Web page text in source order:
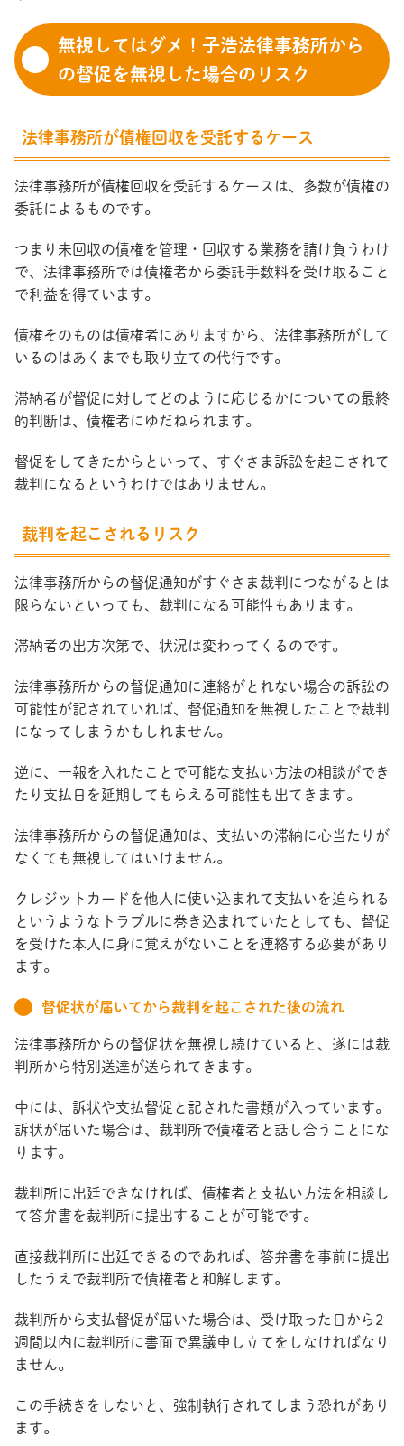
無視してはダメ！子浩法律事務所から
の督促を無視した場合のリスク
法律事務所が債権回収を受託するケース
法律事務所が債権回収を受託するケースは、多数が債権の
委託によるものです。
つまり未回収の債権を管理・回収する業務を請け負うわけ
で、法律事務所では債権者から委託手数料を受け取ること
で利益を得ています。
債権そのものは債権者にありますから、法律事務所がして
いるのはあくまでも取り立ての代行です。
滞納者が督促に対してどのように応じるかについての最終
的判断は、債権者にゆだねられます。
督促をしてきたからといって、すぐさま訴訟を起こされて
裁判になるというわけではありません。
裁判を起こされるリスク
法律事務所からの督促通知がすぐさま裁判につながるとは
限らないといっても、裁判になる可能性もあります。
滞納者の出方次第で、状況は変わってくるのです。
法律事務所からの督促通知に連絡がとれない場合の訴訟の
可能性が記されていれば、督促通知を無視したことで裁判
になってしまうかもしれません。
逆に、一報を入れたことで可能な支払い方法の相談ができ
たり支払日を延期してもらえる可能性も出てきます。
法律事務所からの督促通知は、支払いの滞納に心当たりが
なくても無視してはいけません。
クレジットカードを他人に使い込まれて支払いを迫られる
というようなトラブルに巻き込まれていたとしても、督促
を受けた本人に身に覚えがないことを連絡する必要があり
ます。
督促状が届いてから裁判を起こされた後の流れ
法律事務所からの督促状を無視し続けていると、遂には裁
判所から特別送達が送られてきます。
中には、訴状や支払督促と記された書類が入っています。
訴状が届いた場合は、裁判所で債権者と話し合うことにな
ります。
裁判所に出廷できなければ、債権者と支払い方法を相談し
て答弁書を裁判所に提出することが可能です。
直接裁判所に出廷できるのであれば、答弁書を事前に提出
したうえで裁判所で債権者と和解します。
裁判所から支払督促が届いた場合は、受け取った日から2
週間以内に裁判所に書面で異議申し立てをしなければなり
ません。
この手続きをしないと、強制執行されてしまう恐れがあり
ます。